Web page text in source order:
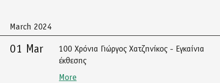
March 2024
01 Mar
100 Χρόνια Γιώργος Χατζηνίκος - Εγκαίνια
έκθεσης
More